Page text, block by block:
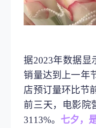
据2023年数据显
销量达到上一年
店预订量环比节
前三天，电影院
3113%。 七夕，